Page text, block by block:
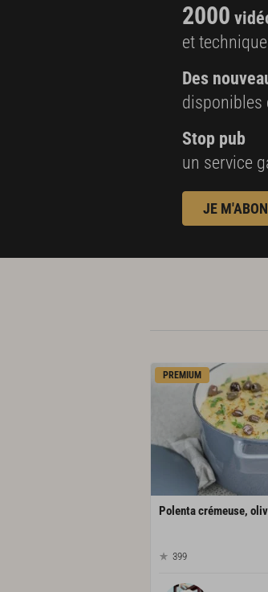
2000
et
Des
disponibles
Stop pub
un service
JE
PREMIUM
Polentacrémeuse,
399